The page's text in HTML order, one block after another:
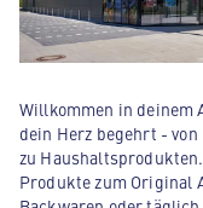
Willkommen in deinem
dein Herz begehrt -
zu
Produkte zum Original